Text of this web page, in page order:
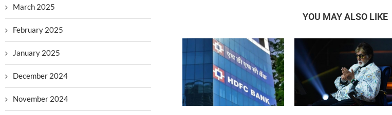
YOU MAY ALSO LIKE
March 2025
February 2025
January 2025
December 2024
November 2024